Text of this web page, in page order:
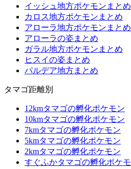
イッシュ地方ポケモンまとめ
カロス地方ポケモンまとめ
アローラ地方ポケモンまとめ
アローラの姿まとめ
ガラル地方ポケモンまとめ
ヒスイの姿まとめ
パルデア地方まとめ
タマゴ距離別
12kmタマゴの孵化ポケモン
10kmタマゴの孵化ポケモン
7kmタマゴの孵化ポケモン
5kmタマゴの孵化ポケモン
2kmタマゴの孵化ポケモン
すぐふかタマゴの孵化ポケ